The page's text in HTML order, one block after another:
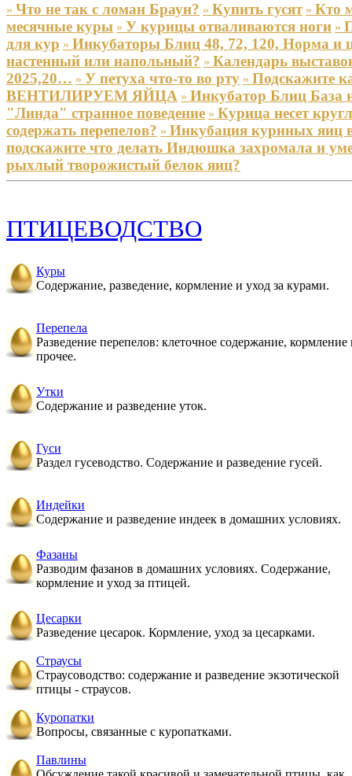
» Что не так с ломан Браун? » Купить гусят » Кто
месячные куры » У курицы отваливаются ноги »
для кур » Инкубаторы Блиц 48, 72, 120, Норма и
настенный или напольный? » Календарь
2025,20… » У петуха что-то во рту » Подскажите
ВЕНТИЛИРУЕМ ЯЙЦА » Инкубатор Блиц База
"Линда" странное поведение » Курица несет
содержать перепелов? » Инкубация куриных яиц
подскажите что делать Индюшка захромала и
рыхлый творожистый белок яиц?
ПТИЦЕВОДСТВО
Куры
Содержание, разведение, кормление и уход за курами.
Перепела
Разведение перепелов: клеточное содержание, кормление
прочее.
Утки
Содержание и разведение уток.
Гуси
Раздел гусеводство. Содержание и разведение гусей.
Индейки
Содержание и разведение индеек в домашних условиях.
Фазаны
Разводим фазанов в домашних условиях. Содержание,
кормление и уход за птицей.
Цесарки
Разведение цесарок. Кормление, уход за цесарками.
Страусы
Страусоводство: содержание и разведение экзотической
птицы - страусов.
Куропатки
Вопросы, связанные с куропатками.
Павлины